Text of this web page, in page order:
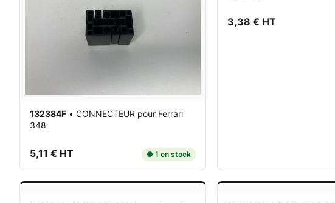
132384F • CONNECTEUR pour Ferrari
348
5,11 € HT ● 1 en stock
3,38 € HT